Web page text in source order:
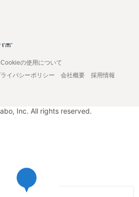
Cookieの使用について
イバシーポリシー 会社概要
採用情報
Inc. All rights reserved.